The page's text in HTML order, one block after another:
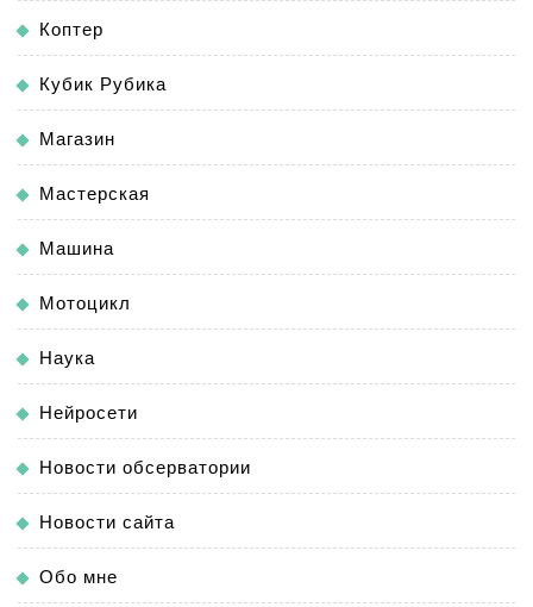
Коптер
Кубик Рубика
Магазин
Мастерская
Машина
Мотоцикл
Наука
Нейросети
Новости обсерватории
Новости сайта
Обо мне